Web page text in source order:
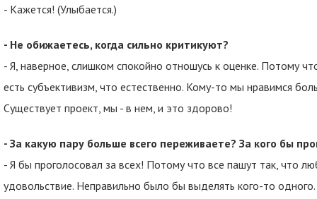
- Кажется! (Улыбается.)
- Не обижаетесь, когда сильно критикуют?
- Я, наверное, слишком спокойно отношусь к оценке. Потому
есть субъективизм, что естественно. Кому-то мы нравимся
Существует проект, мы - в нем, и это здорово!
- За какую пару больше всего переживаете? За кого бы
- Я бы проголосовал за всех! Потому что все пашут так, что
удовольствие. Неправильно было бы выделять кого-то